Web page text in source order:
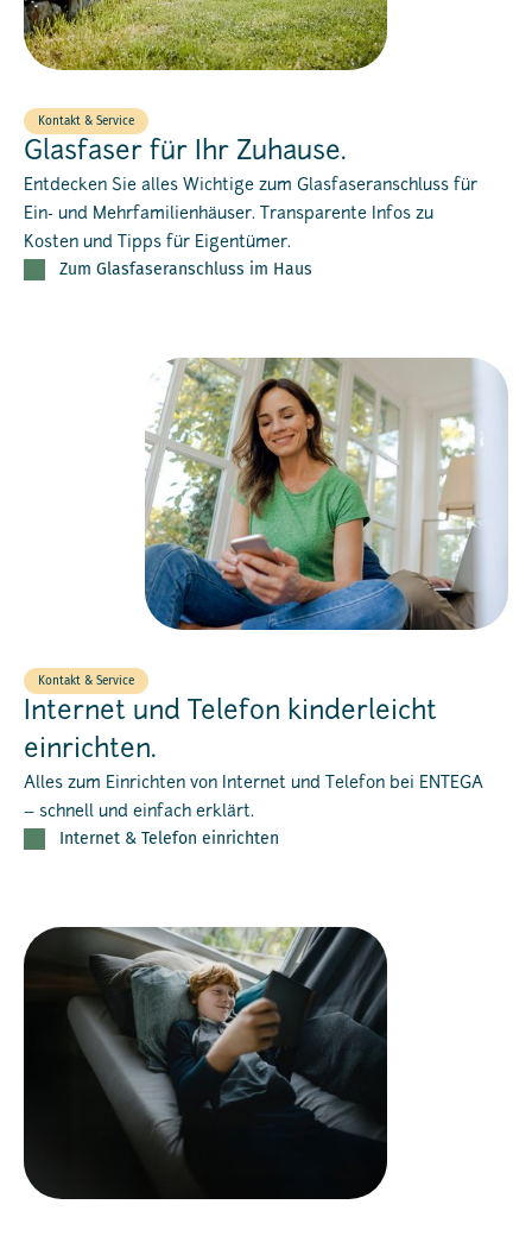
Kontakt & Service
Glasfaser für Ihr Zuhause.
Entdecken Sie alles Wichtige zum Glasfaseranschluss für
Ein- und Mehrfamilienhäuser. Transparente Infos zu
Kosten und Tipps für Eigentümer.
Zum Glasfaseranschluss im Haus
Kontakt & Service
Internet und Telefon kinderleicht
einrichten.
Alles zum Einrichten von Internet und Telefon bei ENTEGA
– schnell und einfach erklärt.
Internet & Telefon einrichten